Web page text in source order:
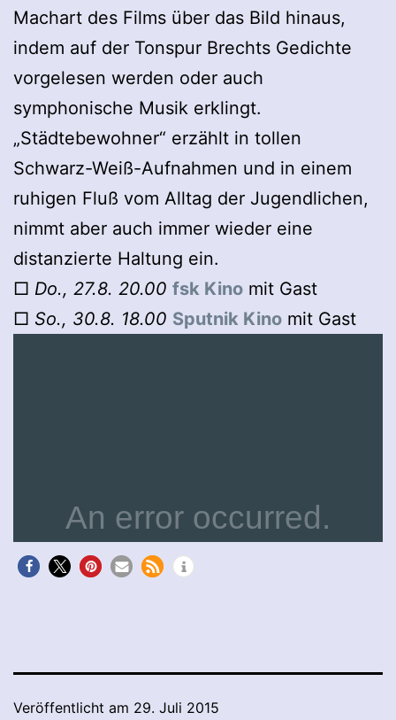
Machart des Films über das Bild hinaus,
indem auf der Tonspur Brechts Gedichte
vorgelesen werden oder auch
symphonische Musik erklingt.
„Städtebewohner“ erzählt in tollen
Schwarz-Weiß-Aufnahmen und in einem
ruhigen Fluß vom Alltag der Jugendlichen,
nimmt aber auch immer wieder eine
distanzierte Haltung ein.
□ Do., 27.8. 20.00 fsk Kino mit Gast
□ So., 30.8. 18.00 Sputnik Kino mit Gast
Veröffentlicht am 29. Juli 2015